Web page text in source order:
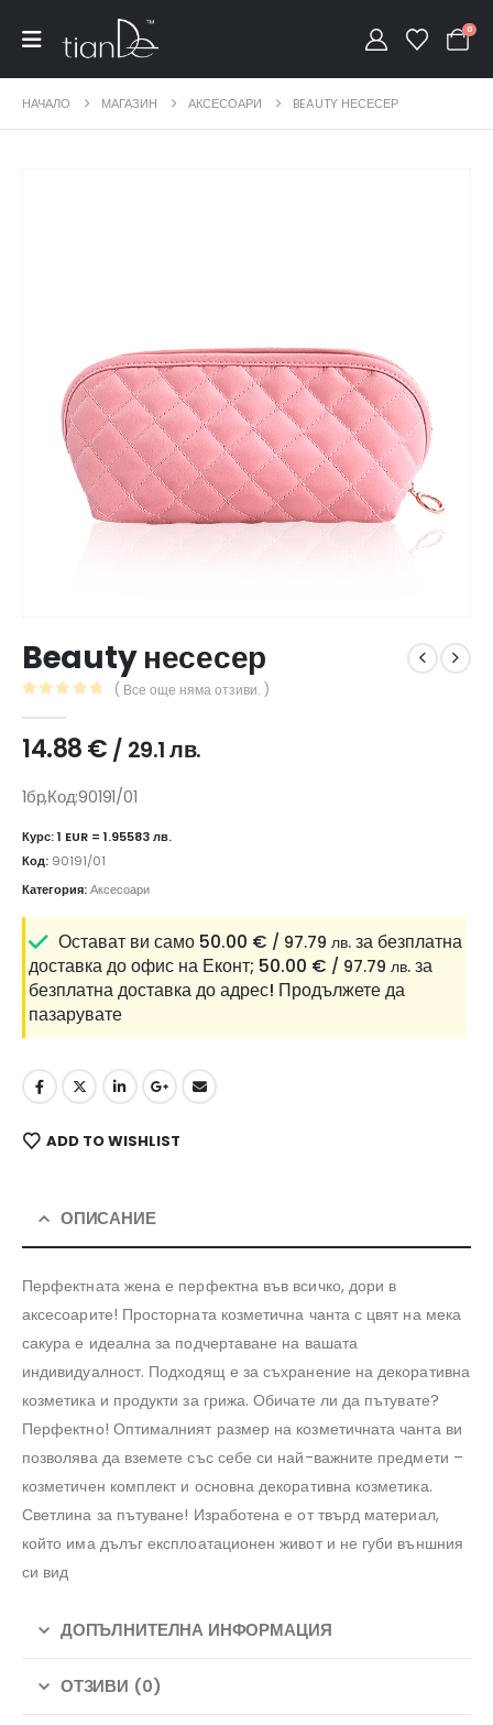
0
НАЧАЛО МАГАЗИН АКСЕСОАРИ BEAUTY НЕСЕСЕР
Beauty несесер
( Все още няма отзиви. )
14.88€ / 29.1 лв.
1бр,Код:90191/01
Курс: 1 EUR = 1.95583 лв.
Код: 90191/01
Категория:Аксесоари
Остават ви само 50.00 € / 97.79 лв. за безплатна
доставка до офис на Еконт; 50.00 € / 97.79 лв. за
безплатна доставка до адрес! Продължете да
пазарувате
ADD TO WISHLIST
ОПИСАНИЕ
Перфектната жена е перфектна във всичко, дори в
аксесоарите! Просторната козметична чанта с цвят на мека
сакура е идеална за подчертаване на вашата
индивидуалност. Подходящ е за съхранение на декоративна
козметика и продукти за грижа. Обичате ли да пътувате?
Перфектно! Оптималният размер на козметичната чанта ви
позволява да вземете със себе си най-важните предмети –
козметичен комплект и основна декоративна козметика.
Светлина за пътуване! Изработена е от твърд материал,
който има дълъг експлоатационен живот и не губи външния
си вид
ДОПЪЛНИТЕЛНА ИНФОРМАЦИЯ
ОТЗИВИ (0)